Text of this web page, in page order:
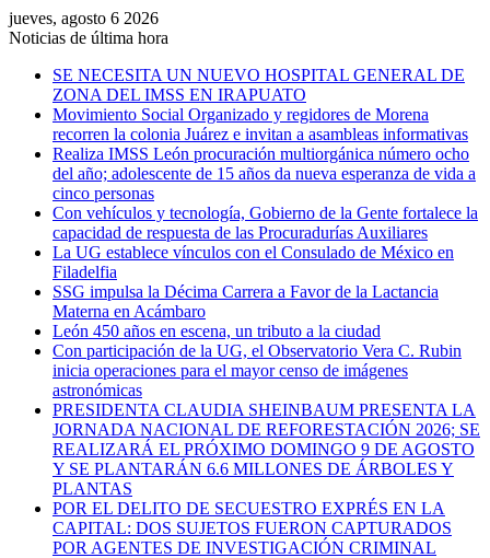
jueves, agosto 6 2026
Noticias de última hora
SE NECESITA UN NUEVO HOSPITAL GENERAL DE
ZONA DEL IMSS EN IRAPUATO
Movimiento Social Organizado y regidores de Morena
recorren la colonia Juárez e invitan a asambleas informativas
Realiza IMSS León procuración multiorgánica número ocho
del año; adolescente de 15 años da nueva esperanza de vida a
cinco personas
Con vehículos y tecnología, Gobierno de la Gente fortalece la
capacidad de respuesta de las Procuradurías Auxiliares
La UG establece vínculos con el Consulado de México en
Filadelfia
SSG impulsa la Décima Carrera a Favor de la Lactancia
Materna en Acámbaro
León 450 años en escena, un tributo a la ciudad
Con participación de la UG, el Observatorio Vera C. Rubin
inicia operaciones para el mayor censo de imágenes
astronómicas
PRESIDENTA CLAUDIA SHEINBAUM PRESENTA LA
JORNADA NACIONAL DE REFORESTACIÓN 2026; SE
REALIZARÁ EL PRÓXIMO DOMINGO 9 DE AGOSTO
Y SE PLANTARÁN 6.6 MILLONES DE ÁRBOLES Y
PLANTAS
POR EL DELITO DE SECUESTRO EXPRÉS EN LA
CAPITAL: DOS SUJETOS FUERON CAPTURADOS
POR AGENTES DE INVESTIGACIÓN CRIMINAL